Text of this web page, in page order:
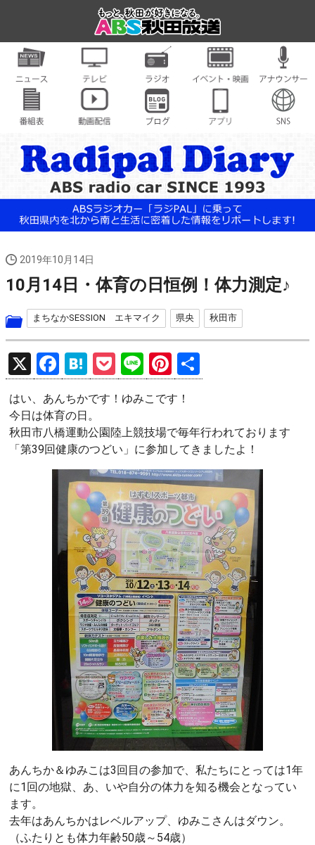
2019年10月14日
10月14日・体育の日恒例！体力測定♪
まちなかSESSION エキマイク 県央 秋田市
X
F
a
ce
b
o
o
k
H
at
e
n
a
P
o
ck
et
Li
n
e
Pi
nt
er
es
t
有
はい、あんちかです！ゆみこです！
今日は体育の日。
秋田市八橋運動公園陸上競技場で毎年行われております
「第39回健康のつどい」に参加してきましたよ！
あんちか＆ゆみこは3回目の参加で、私たちにとっては1年
に1回の地獄、あ、いや自分の体力を知る機会となってい
ます。
去年はあんちかはレベルアップ、ゆみこさんはダウン。
（ふたりとも体力年齢50歳～54歳）